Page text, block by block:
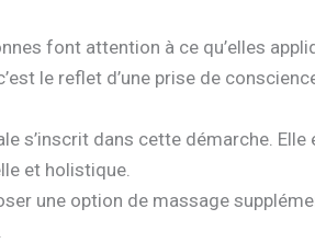
font attention à ce qu’elles
le reflet d’une prise de
s’inscrit dans cette démarche.
et holistique.
une option de massage